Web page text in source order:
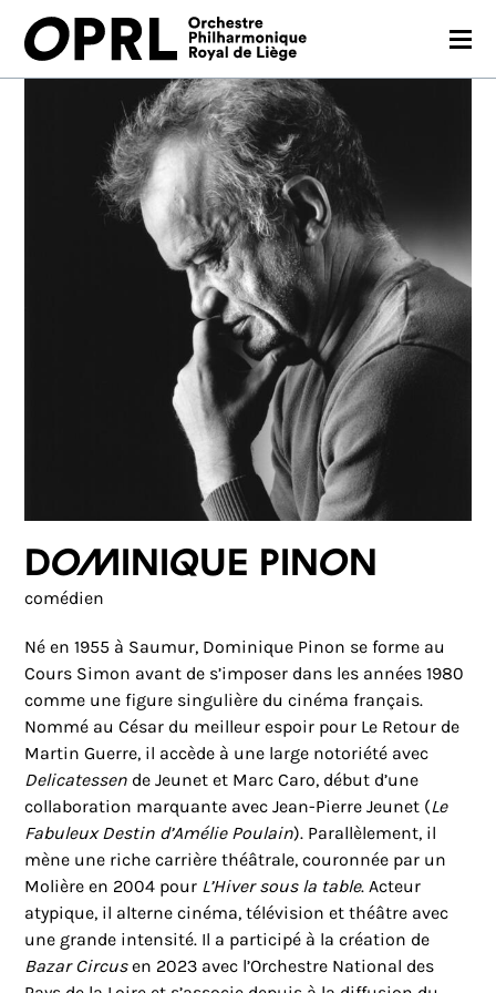
SAISON 26-27
JEUNES PUBLICS
NOUS SOUTENIR
Dominique Pinon
comédien
Né en 1955 à Saumur, Dominique Pinon se forme au
Cours Simon avant de s’imposer dans les années 1980
comme une figure singulière du cinéma français.
Nommé au César du meilleur espoir pour Le Retour de
Martin Guerre, il accède à une large notoriété avec
Delicatessen de Jeunet et Marc Caro, début d’une
collaboration marquante avec Jean-Pierre Jeunet (Le
Fabuleux Destin d’Amélie Poulain). Parallèlement, il
mène une riche carrière théâtrale, couronnée par un
Molière en 2004 pour L’Hiver sous la table. Acteur
atypique, il alterne cinéma, télévision et théâtre avec
une grande intensité. Il a participé à la création de
Bazar Circusen 2023 avec l’Orchestre National des